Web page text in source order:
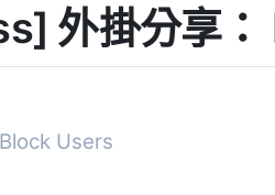
外掛分享
Users